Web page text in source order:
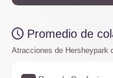
Promedio de
Atracciones de Hersheypark